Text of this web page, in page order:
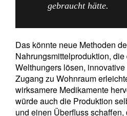
gebraucht hätte.
Das könnte neue Methoden
Nahrungsmittelproduktion,
Welthungers lösen,
Zugang zu Wohnraum
wirksamere Medikamente
würde auch die Produktion
und einen Überfluss